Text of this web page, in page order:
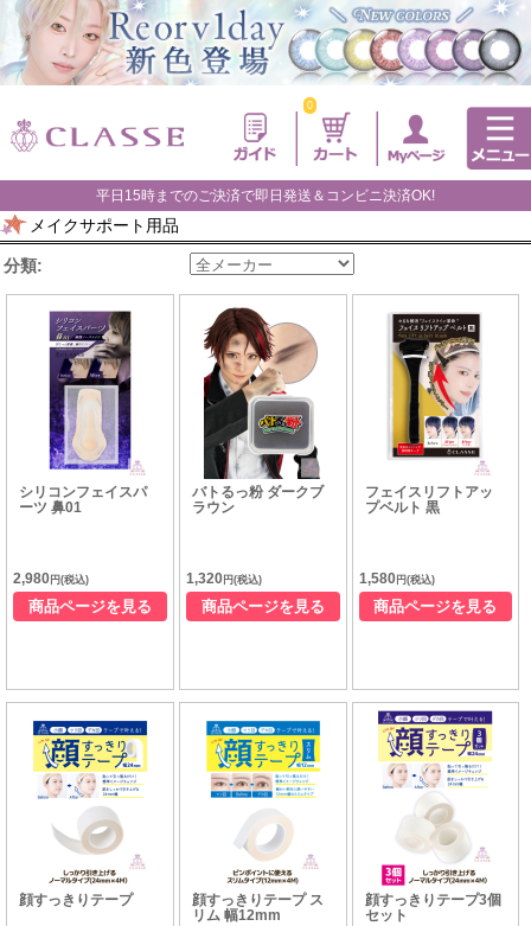
0
平日15時までのご決済で即日発送＆コンビニ決済OK!
メイクサポート用品
分類:
シリコンフェイスパ
ーツ 鼻01
2,980 円(税込)
商品ページを見る
バトるっ粉 ダークブ
ラウン
1,320円(税込)
商品ページを見る
フェイスリフトアッ
プベルト 黒
1,580円(税込)
商品ページを見る
顔すっきりテープ
顔すっきりテープ ス
リム 幅12mm
顔すっきりテープ3個
セット